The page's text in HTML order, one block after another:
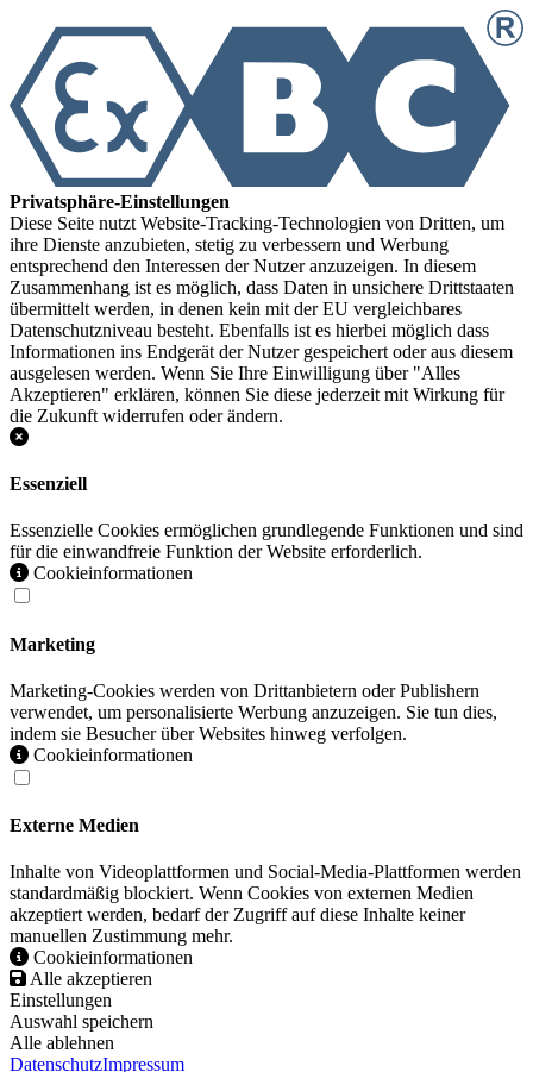
Privatsphäre-Einstellungen
Diese Seite nutzt Website-Tracking-Technologien von Dritten, um
ihre Dienste anzubieten, stetig zu verbessern und Werbung
entsprechend den Interessen der Nutzer anzuzeigen. In diesem
Zusammenhang ist es möglich, dass Daten in unsichere Drittstaaten
übermittelt werden, in denen kein mit der EU vergleichbares
Datenschutzniveau besteht. Ebenfalls ist es hierbei möglich dass
Informationen ins Endgerät der Nutzer gespeichert oder aus diesem
ausgelesen werden. Wenn Sie Ihre Einwilligung über "Alles
Akzeptieren" erklären, können Sie diese jederzeit mit Wirkung für
die Zukunft widerrufen oder ändern.
Essenziell
Essenzielle Cookies ermöglichen grundlegende Funktionen und sind
für die einwandfreie Funktion der Website erforderlich.
Cookieinformationen
Marketing
Marketing-Cookies werden von Drittanbietern oder Publishern
verwendet, um personalisierte Werbung anzuzeigen. Sie tun dies,
indem sie Besucher über Websites hinweg verfolgen.
Cookieinformationen
Externe Medien
Inhalte von Videoplattformen und Social-Media-Plattformen werden
standardmäßig blockiert. Wenn Cookies von externen Medien
akzeptiert werden, bedarf der Zugriff auf diese Inhalte keiner
manuellen Zustimmung mehr.
Cookieinformationen
Alle akzeptieren
Einstellungen
Auswahl speichern
Alle ablehnen
DatenschutzImpressum